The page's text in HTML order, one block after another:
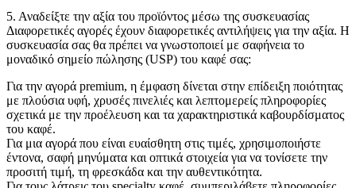
5. Αναδείξτε την αξία του προϊόντος μέσω της συσκευασίας
Διαφορετικές αγορές έχουν διαφορετικές αντιλήψεις για την αξία. Η
συσκευασία σας θα πρέπει να γνωστοποιεί με σαφήνεια το
μοναδικό σημείο πώλησης (USP) του καφέ σας:
Για την αγορά premium, η έμφαση δίνεται στην επίδειξη ποιότητας
με πλούσια υφή, χρυσές πινελιές και λεπτομερείς πληροφορίες
σχετικά με την προέλευση και τα χαρακτηριστικά καβουρδίσματος
του καφέ.
Για μια αγορά που είναι ευαίσθητη στις τιμές, χρησιμοποιήστε
έντονα, σαφή μηνύματα και οπτικά στοιχεία για να τονίσετε την
προσιτή τιμή, τη φρεσκάδα και την αυθεντικότητα.